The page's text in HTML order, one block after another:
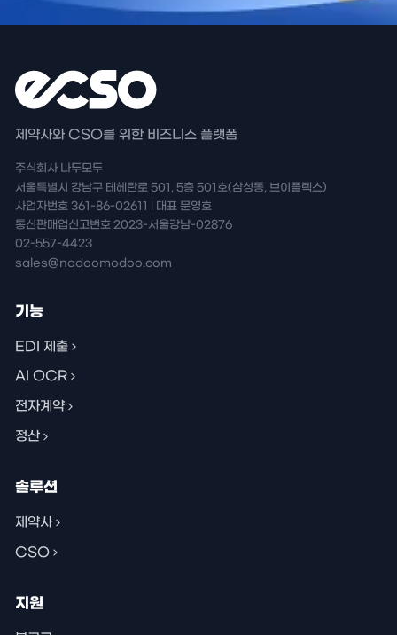
제약사와 CSO를 위한 비즈니스 플랫폼
주식회사 나두모두
서울특별시 강남구 테헤란로 501, 5층 501호(삼성동, 브이플렉스)
사업자번호 361-86-02611 | 대표 문영호
통신판매업신고번호 2023-서울강남-02876
02-557-4423
sales@nadoomodoo.com
기능
EDI 제출
AI OCR
전자계약
정산
솔루션
제약사
CSO
지원